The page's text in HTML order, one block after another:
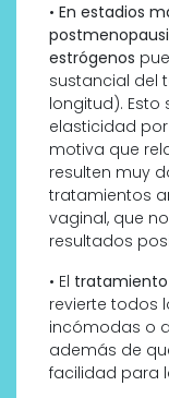
• En estadios
estrógenos
sustancial del
longitud).
elasticidad
motiva que
resulten muy
tratamientos
vaginal, que
resultados
• El
revierte todos
incómodas o
además de
facilidad para